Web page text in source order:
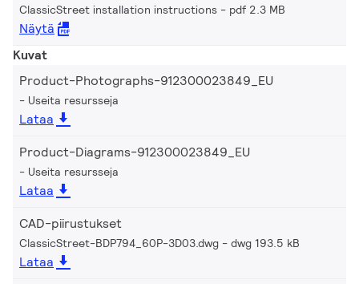
ClassicStreet installation instructions pdf 2.3 MB
Näytä
Kuvat
Product-Photographs-912300023849_EU
Useita resursseja
Lataa
Product-Diagrams-912300023849_EU
Useita resursseja
Lataa
CAD-piirustukset
ClassicStreet-BDP794_60P-3D03.dwg dwg 193.5 kB
Lataa